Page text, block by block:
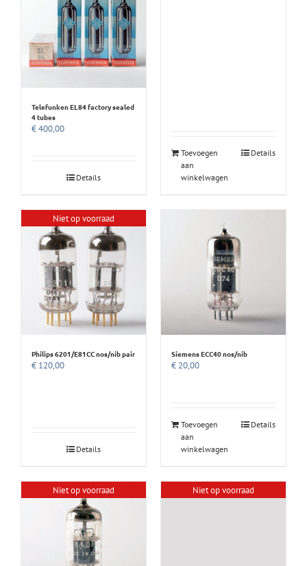
Telefunken EL84 factory sealed
4 tubes
€400,00
Details
Toevoegen
aan
winkelwagen
Details
Niet op voorraad
Philips 6201/E81CC nos/nib pair
€ 120,00
Details
Siemens ECC40 nos/nib
€ 20,00
Toevoegen
aan
winkelwagen
Details
Niet op voorraad Niet op voorraad